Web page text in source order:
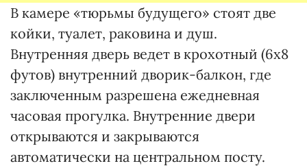
В камере «тюрьмы будущего» стоят две
койки, туалет, раковина и душ.
Внутренняя дверь ведет в крохотный (6х8
футов) внутренний дворик-балкон, где
заключенным разрешена ежедневная
часовая прогулка. Внутренние двери
открываются и закрываются
автоматически на центральном посту.